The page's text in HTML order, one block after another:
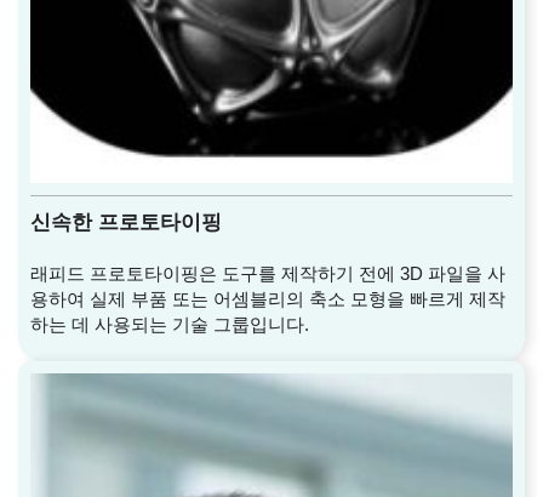
신속한 프로토타이핑
래피드 프로토타이핑은 도구를 제작하기 전에 3D 파일을 사
용하여 실제 부품 또는 어셈블리의 축소 모형을 빠르게 제작
하는 데 사용되는 기술 그룹입니다.